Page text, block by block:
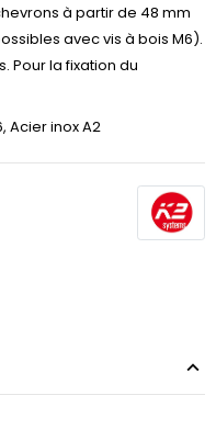
à partir de 48 mm
avec vis à bois M6).
Pour la fixation du
Acier inox A2